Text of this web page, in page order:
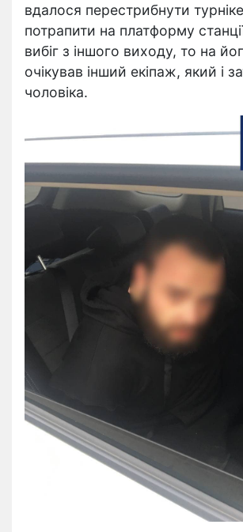
вдалося перестрибнути
потрапити на платформу
вибіг з іншого виходу, то на
очікував інший екіпаж, який і
чоловіка.